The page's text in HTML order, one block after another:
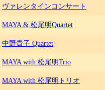
ヴァレンタインコンサート
MAYA & 松尾明Quartet
中野貴子 Quartet
MAYA with 松尾明Trio
MAYA with 松尾明トリオ